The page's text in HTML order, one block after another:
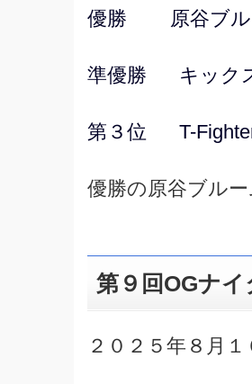
優勝 原谷ブル
準優勝 キック
第３位 T-
優勝の原谷ブル
第９回OGナイ
２０２５年８月